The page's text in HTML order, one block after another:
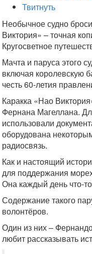
Твитнуть
Необычное судно
Виктория» – точная
Кругосветное
Мачта и паруса этого
включая королевскую
честь 60-летия
Каракка «Нао
Фернана Магеллана.
использовали
оборудована
радиосвязь.
Как и настоящий
для поддержания
Она каждый день что-
Содержание такого
волонтёров.
Один из них –
любит рассказывать